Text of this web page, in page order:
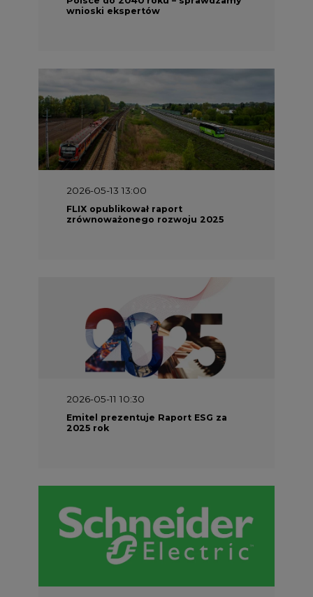
wnioski ekspertów
2026-05-13 13:00
FLIX opublikował raport
zrównoważonego rozwoju 2025
2026-05-11 10:30
Emitel prezentuje Raport ESG za
2025 rok